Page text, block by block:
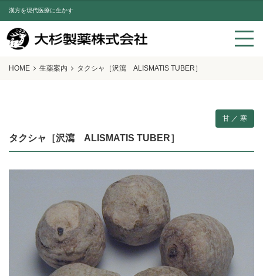
漢方を現代医療に生かす
HOME 生薬案内 タクシャ［沢瀉 ALISMATIS TUBER］
甘 ／ 寒
タクシャ［沢瀉 ALISMATIS TUBER］